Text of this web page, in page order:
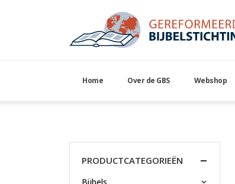
Home Over de GBS Webshop
PRODUCTCATEGORIEËN